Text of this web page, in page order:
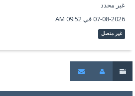
غير محدد
07-08-2026 في 09:52 AM
غير متصل